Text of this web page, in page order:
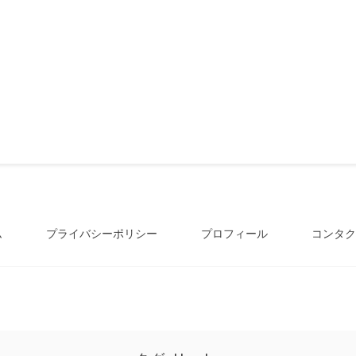
プライバシーポリシー プロフィール コンタ